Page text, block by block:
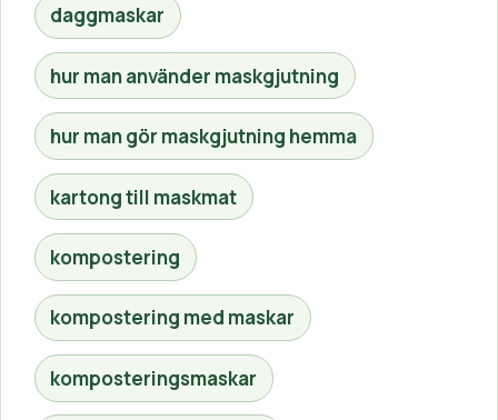
daggmaskar
hur man använder maskgjutning
hur man gör maskgjutning hemma
kartong till maskmat
kompostering
kompostering med maskar
komposteringsmaskar